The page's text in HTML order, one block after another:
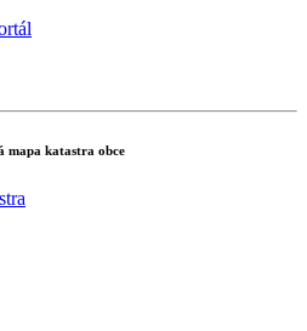
mapa katastra obce